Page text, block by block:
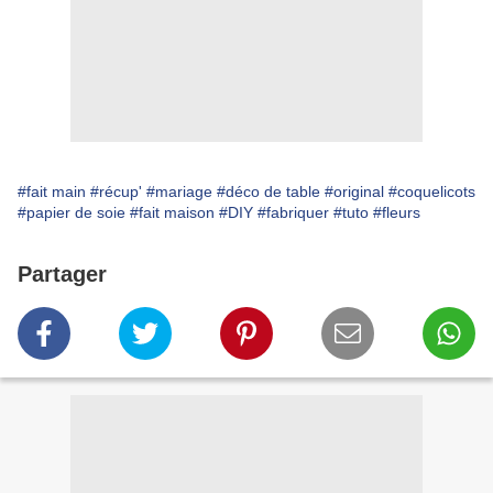
#fait main #récup' #mariage #déco de table #original #coquelicots
#papier de soie #fait maison #DIY #fabriquer #tuto #fleurs
Partager